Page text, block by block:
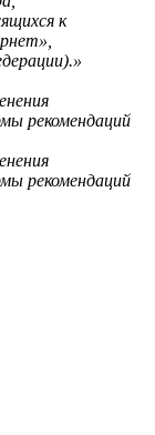
к
рекомендаций
рекомендаций